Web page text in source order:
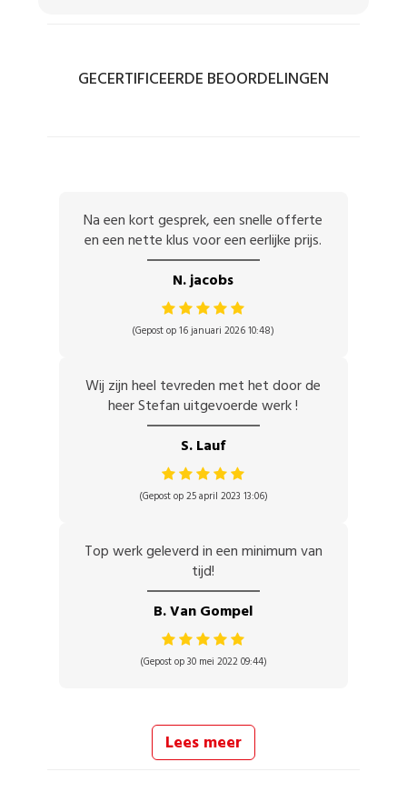
GECERTIFICEERDE BEOORDELINGEN
Na een kort gesprek, een snelle offerte
en een nette klus voor een eerlijke prijs.
N. jacobs
(Gepost op 16 januari 2026 10:48)
Wij zijn heel tevreden met het door de
heer Stefan uitgevoerde werk !
S. Lauf
(Gepost op 25 april 2023 13:06)
Top werk geleverd in een minimum van
tijd!
B. Van Gompel
(Gepost op 30 mei 2022 09:44)
Lees meer